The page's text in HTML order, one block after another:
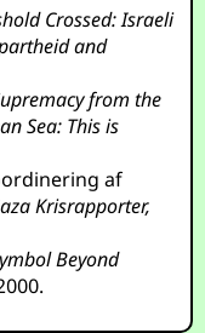
Crossed: Israeli
and
from the
Sea: This is
af
Krisrapporter,
Beyond